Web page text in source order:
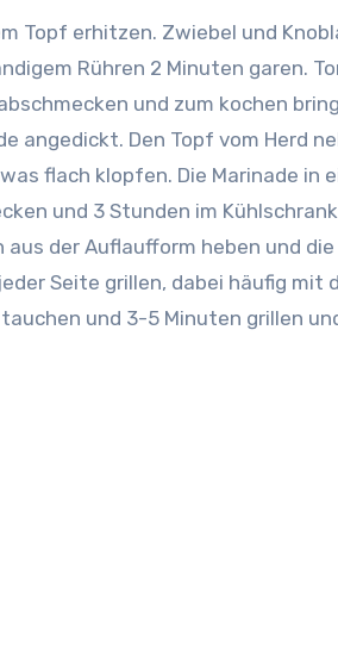
Topf erhitzen. Zwiebel und
Rühren 2 Minuten garen.
und zum kochen
angedickt. Den Topf vom Herd
flach klopfen. Die Marinade in
und 3 Stunden im
aus der Auflaufform heben und
Seite grillen, dabei häufig mit
und 3-5 Minuten grillen